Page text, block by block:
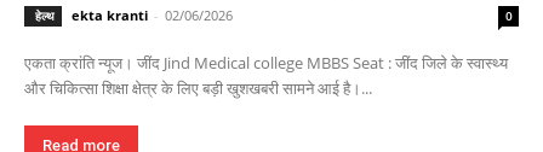
हेल्थ ekta kranti - 02/06/2026 0
एकता क्रांति न्यूज। जींद Jind Medical college MBBS Seat : जींद जिले के स्वास्थ्य
और चिकित्सा शिक्षा क्षेत्र के लिए बड़ी खुशखबरी सामने आई है।...
Read more